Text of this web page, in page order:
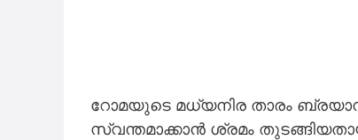
റോമയുടെ മധ്യനിര താരം ബ്രയാൻ
സ്വന്തമാക്കാൻ ശ്രമം